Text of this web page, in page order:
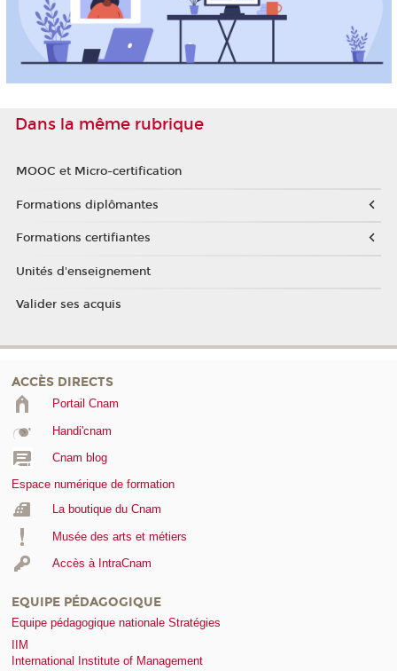
Dans la même rubrique
MOOC et Micro-certification
Formations diplômantes
Formations certifiantes
Unités d'enseignement
Valider ses acquis
ACCÈS DIRECTS
Portail Cnam
Handi'cnam
Cnam blog
Espace numérique de formation
La boutique du Cnam
Musée des arts et métiers
Accès à IntraCnam
EQUIPE PÉDAGOGIQUE
Equipe pédagogique nationale Stratégies
IIM
International Institute of Management